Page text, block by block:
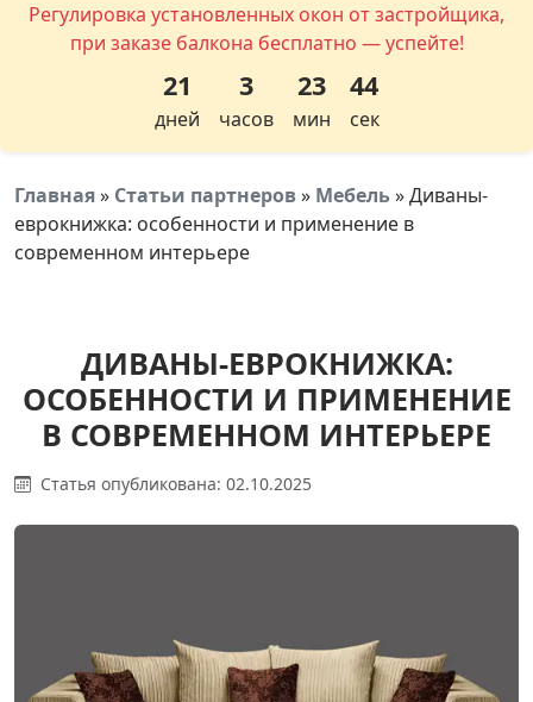
Регулировка установленных окон от застройщика,
при заказе балкона бесплатно — успейте!
21
дней
3
часов
23
мин
43
сек
Главная» Статьи партнеров» Мебель»Диваны-
еврокнижка: особенности и применение в
современном интерьере
ДИВАНЫ-ЕВРОКНИЖКА:
ОСОБЕННОСТИ И ПРИМЕНЕНИЕ
В СОВРЕМЕННОМ ИНТЕРЬЕРЕ
Статья опубликована: 02.10.2025